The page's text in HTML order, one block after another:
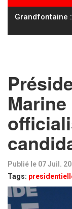
Cyclisme /
Publié le 07 Juil.
Tags: